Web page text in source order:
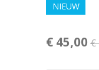
NIEUW
€ 45,00 €